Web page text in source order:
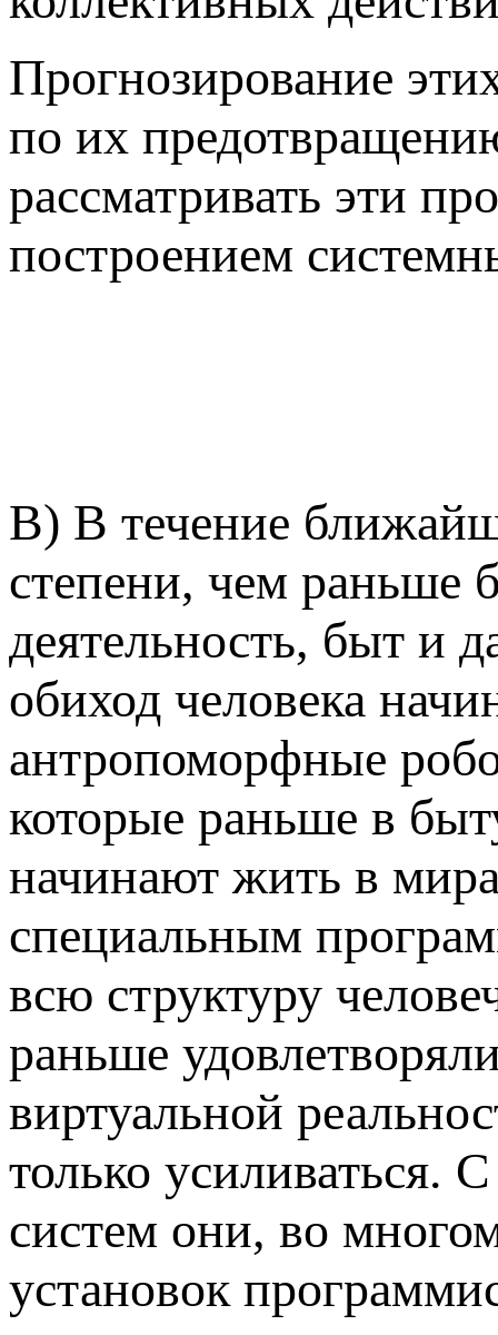
Прогнозирование
по их
рассматривать эти
построением
В) В течение
степени, чем раньше
деятельность, быт и
обиход человека
антропоморфные
которые раньше в
начинают жить в
специальным
всю структуру
раньше
виртуальной
только усиливаться.
систем они, во
установок